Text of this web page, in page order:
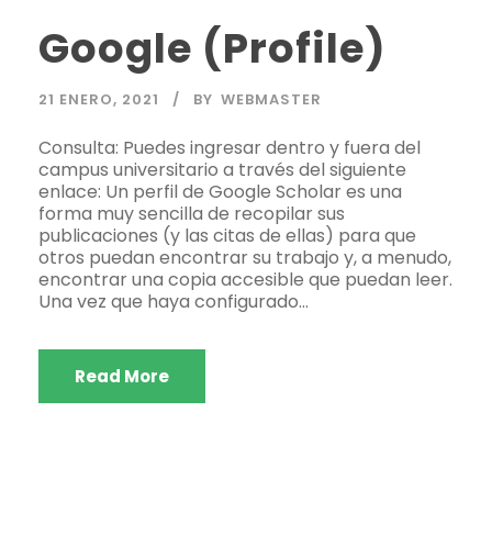
Google (Profile)
21 ENERO, 2021 BY WEBMASTER
Consulta: Puedes ingresar dentro y fuera del
campus universitario a través del siguiente
enlace: Un perfil de Google Scholar es una
forma muy sencilla de recopilar sus
publicaciones (y las citas de ellas) para que
otros puedan encontrar su trabajo y, a menudo,
encontrar una copia accesible que puedan leer.
Una vez que haya configurado...
Read More